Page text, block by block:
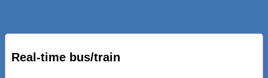
Real-time bus/train